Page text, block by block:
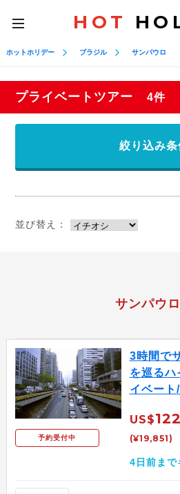
toggle
navigation
HOT
ホットホリデー ブラジル サンパウロ
プライベートツアー 4件
絞り込み条
並び替え：
サンパウ
予約受付中
3時間で
を巡るハ
イベート
US$
(¥19,851)
4日前まで